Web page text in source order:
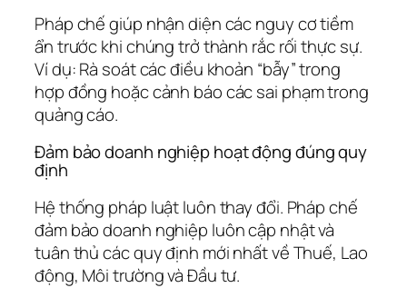
Pháp chế giúp nhận diện các nguy cơ tiềm
ẩn trước khi chúng trở thành rắc rối thực sự.
Ví dụ: Rà soát các điều khoản “bẫy” trong
hợp đồng hoặc cảnh báo các sai phạm trong
quảng cáo.
Đảm bảo doanh nghiệp hoạt động đúng quy
định
Hệ thống pháp luật luôn thay đổi. Pháp chế
đảm bảo doanh nghiệp luôn cập nhật và
tuân thủ các quy định mới nhất về Thuế, Lao
động, Môi trường và Đầu tư.